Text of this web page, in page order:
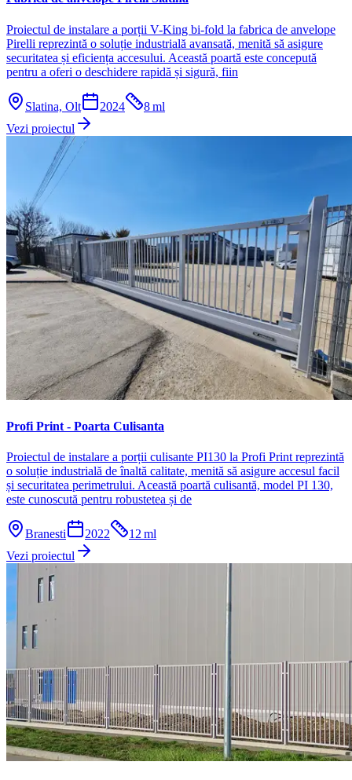
Proiectul de instalare a porții V-King bi-fold la fabrica de anvelope
Pirelli reprezintă o soluție industrială avansată, menită să asigure
securitatea și eficiența accesului. Această poartă este concepută
pentru a oferi o deschidere rapidă și sigură, fiin
Slatina, Olt 2024 8ml
Vezi proiectul
Profi Print - Poarta Culisanta
Proiectul de instalare a porții culisante PI130 la Profi Print reprezintă
o soluție industrială de înaltă calitate, menită să asigure accesul facil
și securitatea perimetrului. Această poartă culisantă, model PI 130,
este cunoscută pentru robustetea și de
Branesti 2022 12 ml
Vezi proiectul